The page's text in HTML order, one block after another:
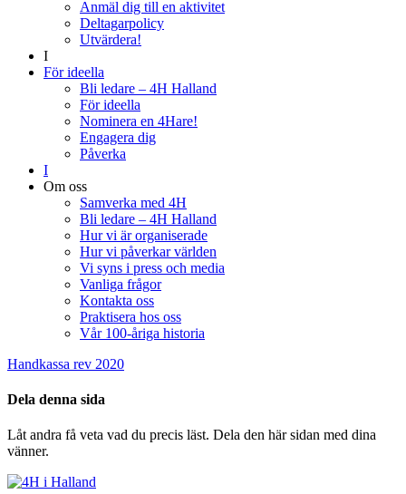
Anmäl dig till en aktivitet
Deltagarpolicy
Utvärdera!
I
För ideella
Bli ledare – 4H Halland
För ideella
Nominera en 4Hare!
Engagera dig
Påverka
I
Om oss
Samverka med 4H
Bli ledare – 4H Halland
Hur vi är organiserade
Hur vi påverkar världen
Vi syns i press och media
Vanliga frågor
Kontakta oss
Praktisera hos oss
Vår 100-åriga historia
Handkassa rev 2020
Dela denna sida
Låt andra få veta vad du precis läst. Dela den här sidan med dina
vänner.